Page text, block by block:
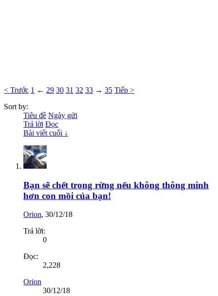
< Trước 1 ← 29 30 31 32 33 → 35 Tiếp >
Sort by:
Tiêu đề Ngày gửi
Trả lời Đọc
Bài viết cuối ↓
Bạn sẽ chết trong rừng nếu không thông minh
hơn con mồi của bạn!
Orion, 30/12/18
Trả lời:
0
Đọc:
2,228
Orion
30/12/18